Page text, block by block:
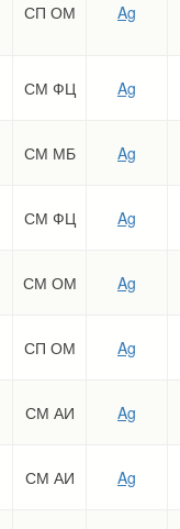
СП ОМ Ag
СМ ФЦ Ag
СМ МБ Ag
СМ ФЦ Ag
СМ ОМ Ag
СП ОМ Ag
СМ АИ Ag
СМ АИ Ag